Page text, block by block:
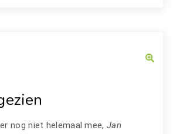
nog niet helemaal mee, Jan